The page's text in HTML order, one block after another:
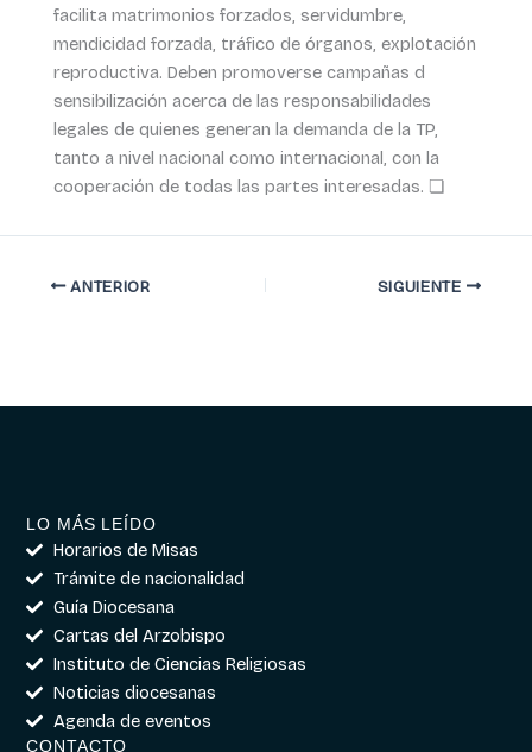
facilita matrimonios forzados, servidumbre,
mendicidad forzada, tráfico de órganos, explotación
reproductiva. Deben promoverse campañas d
sensibilización acerca de las responsabilidades
legales de quienes generan la demanda de la TP,
tanto a nivel nacional como internacional, con la
cooperación de todas las partes interesadas. ❏
ANTERIOR SIGUIENTE
LO MÁS LEÍDO
Horarios de Misas
Trámite de nacionalidad
Guía Diocesana
Cartas del Arzobispo
Instituto de Ciencias Religiosas
Noticias diocesanas
Agenda de eventos
CONTACTO